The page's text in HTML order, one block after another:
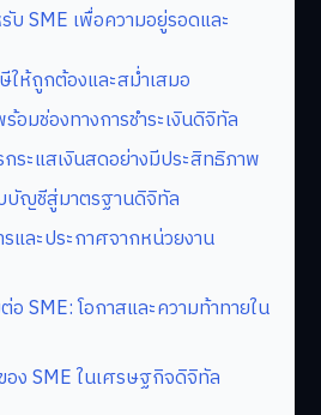
SME เพื่อความอยู่รอดและ
ให้ถูกต้องและสม่ำเสมอ
อมช่องทางการชำระเงินดิจิทัล
ระแสเงินสดอย่างมีประสิทธิภาพ
บัญชีสู่มาตรฐานดิจิทัล
และประกาศจากหน่วยงาน
อ SME: โอกาสและความท้าทายใน
ง SME ในเศรษฐกิจดิจิทัล